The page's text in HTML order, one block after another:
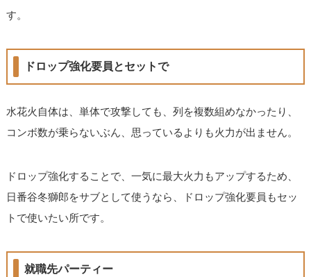
す。
ドロップ強化要員とセットで
水花火自体は、単体で攻撃しても、列を複数組めなかったり、
コンボ数が乗らないぶん、思っているよりも火力が出ません。
ドロップ強化することで、一気に最大火力もアップするため、
日番谷冬獅郎をサブとして使うなら、ドロップ強化要員もセッ
トで使いたい所です。
就職先パーティー